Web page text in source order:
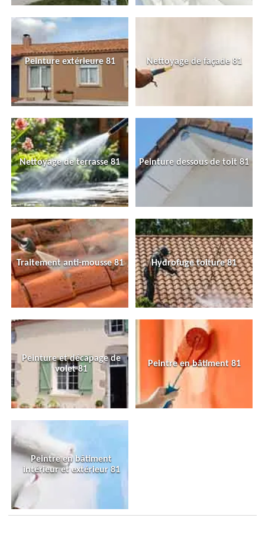
Peinture extérieure 81 Nettoyage de façade 81
Nettoyage de terrasse 81 Peinture dessous de toit 81
Traitement anti-mousse 81 Hydrofuge toiture 81
Peinture et décapage de
volet 81
Peintre en bâtiment 81
Peintre en bâtiment
intérieur et extérieur 81